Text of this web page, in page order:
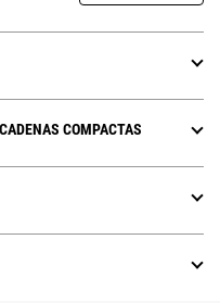
COMPACTAS